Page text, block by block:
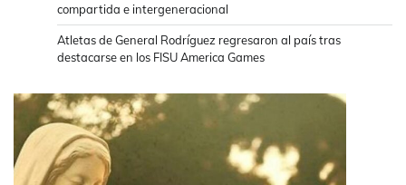
compartida e intergeneracional
Atletas de General Rodríguez regresaron al país tras
destacarse en los FISU America Games